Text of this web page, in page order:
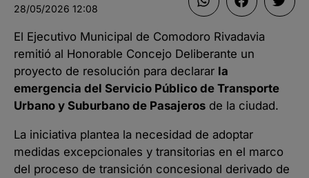
28/05/2026 12:08
El Ejecutivo Municipal de Comodoro Rivadavia
remitió al Honorable Concejo Deliberante un
proyecto de resolución para declarar la
emergencia del Servicio Público de Transporte
Urbano y Suburbano de Pasajeros de la ciudad.
La iniciativa plantea la necesidad de adoptar
medidas excepcionales y transitorias en el marco
del proceso de transición concesional derivado de